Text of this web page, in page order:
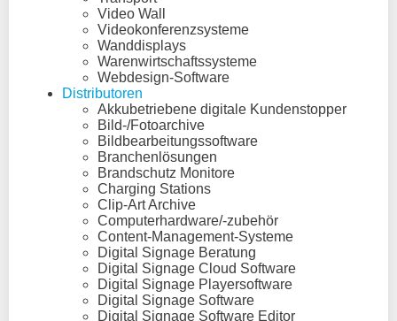
Video Wall
Videokonferenzsysteme
Wanddisplays
Warenwirtschaftssysteme
Webdesign-Software
Distributoren
Akkubetriebene digitale Kundenstopper
Bild-/Fotoarchive
Bildbearbeitungssoftware
Branchenlösungen
Brandschutz Monitore
Charging Stations
Clip-Art Archive
Computerhardware/-zubehör
Content-Management-Systeme
Digital Signage Beratung
Digital Signage Cloud Software
Digital Signage Playersoftware
Digital Signage Software
Digital Signage Software Editor